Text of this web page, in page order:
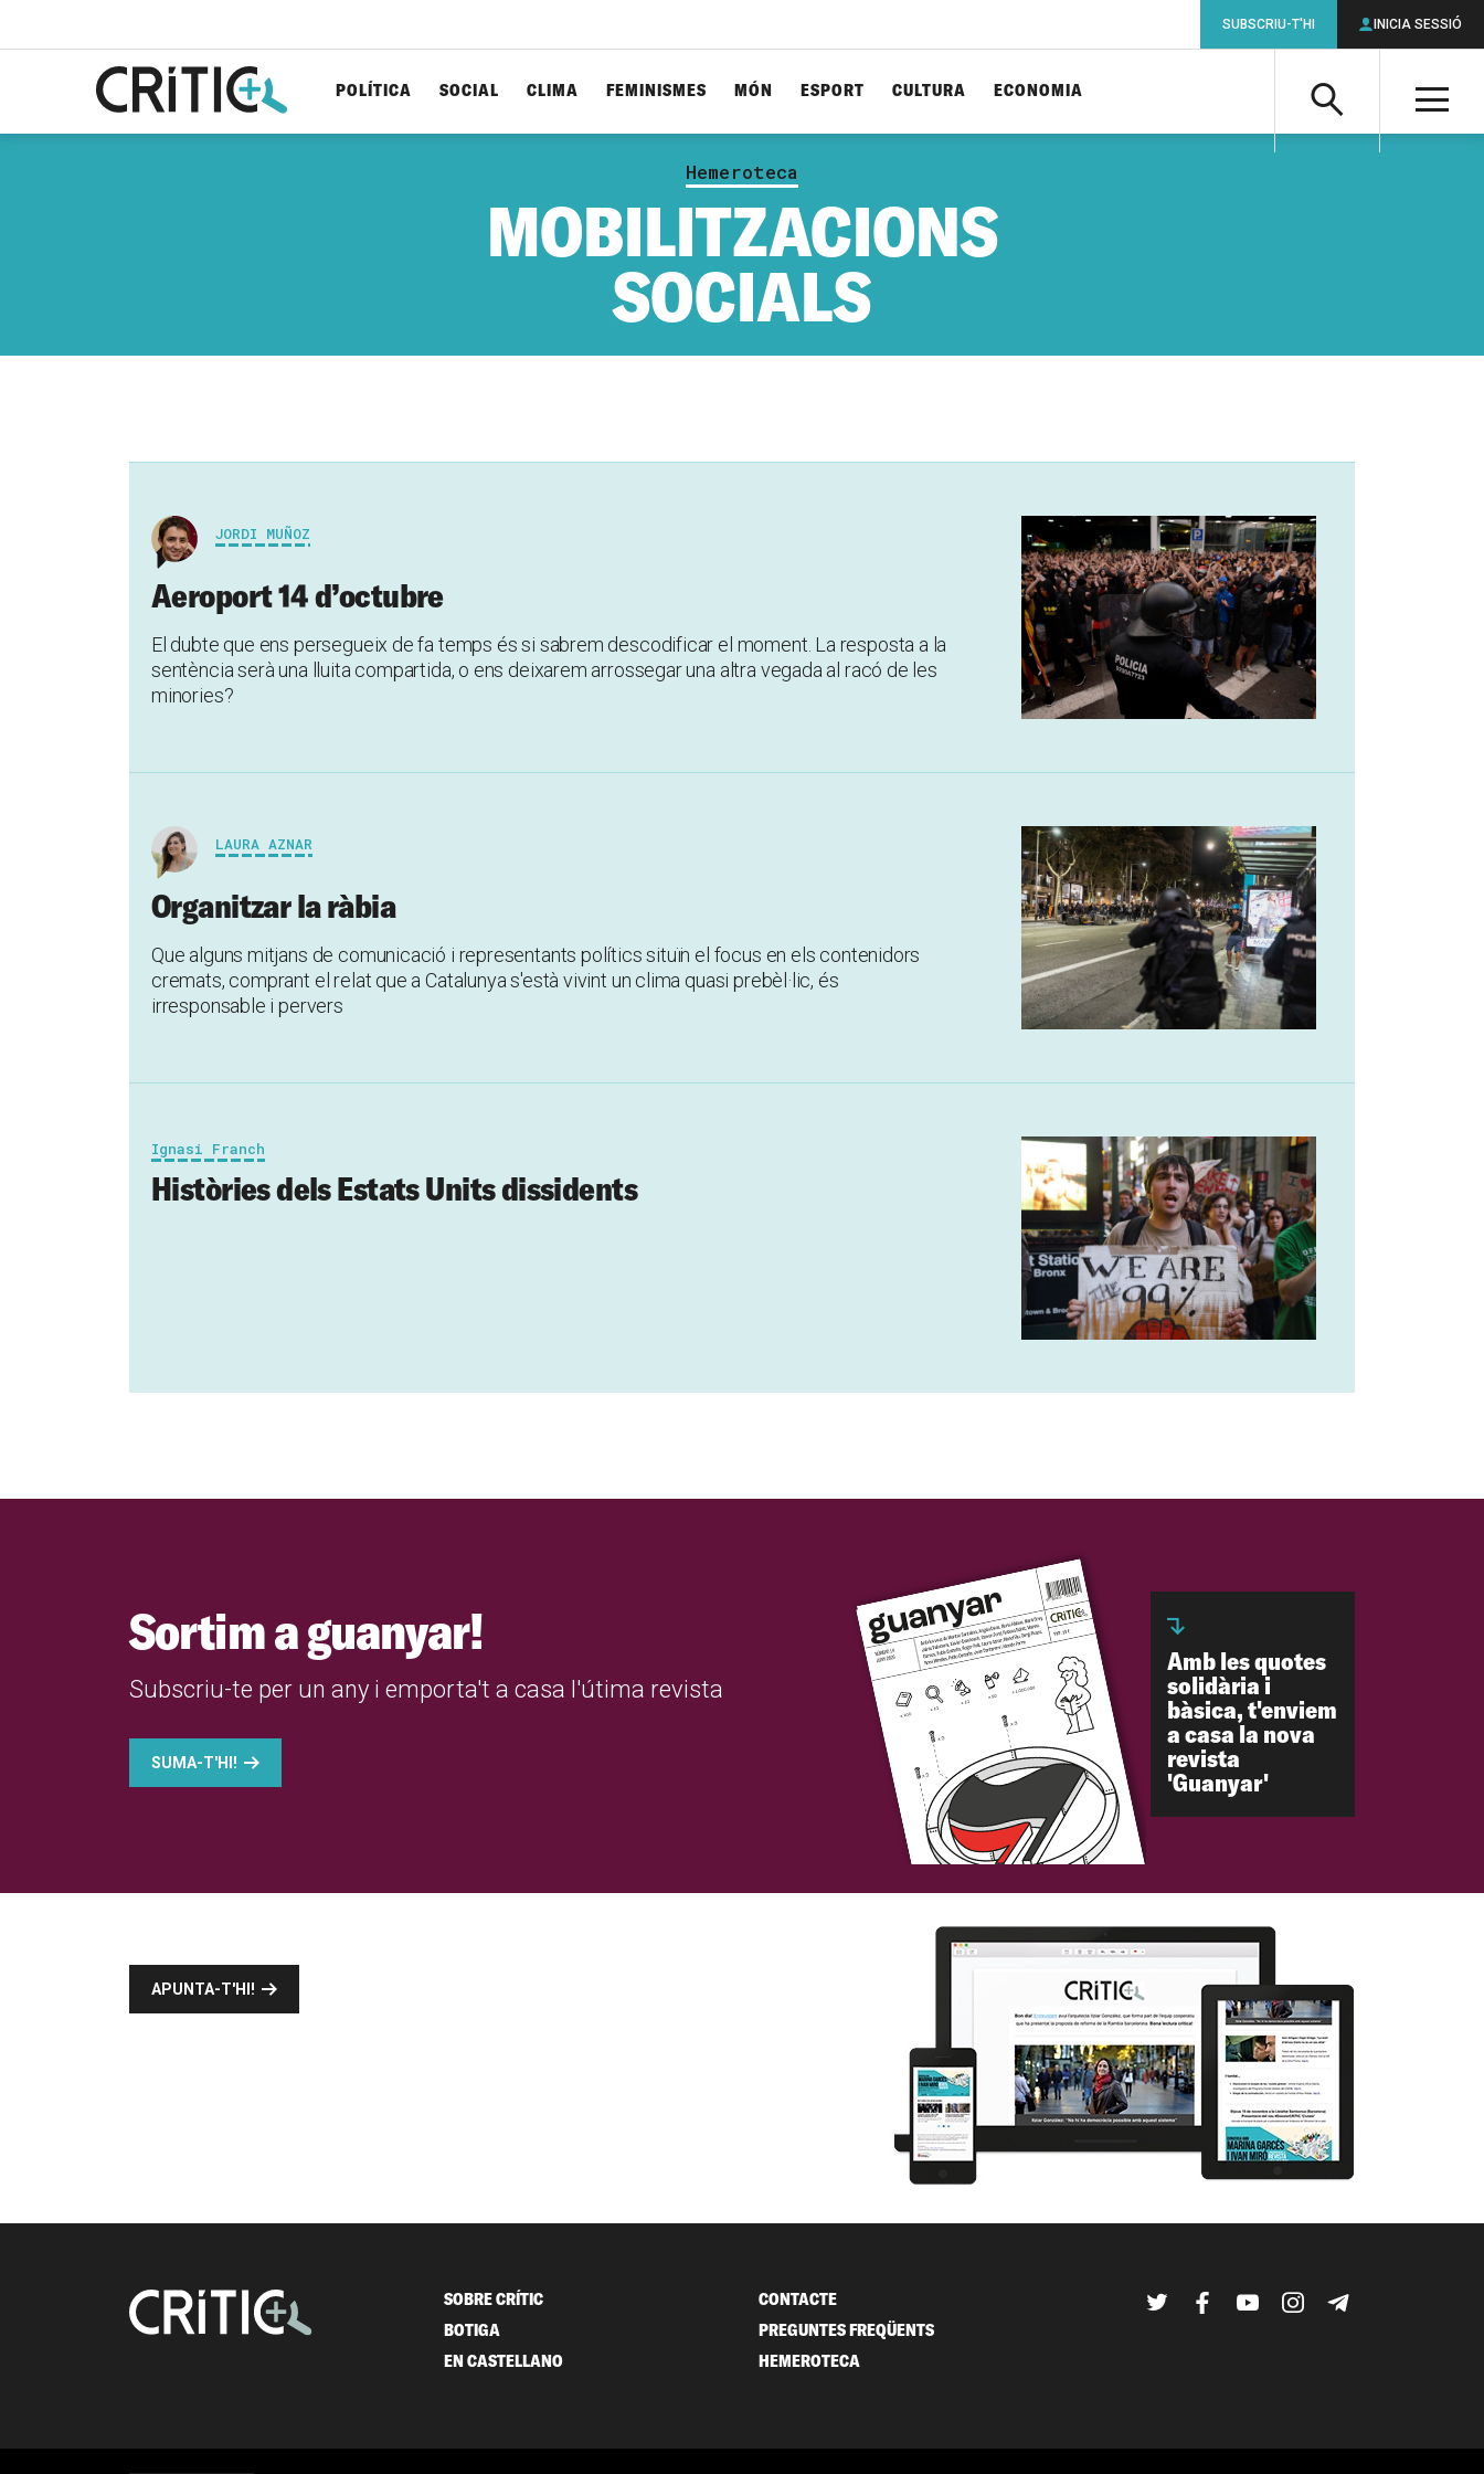
Cerca
POLÍTICA SOCIAL CLIMA FEMINISMES MÓN ESPORT CULTURA ECONOMIA
SUBSCRIU-T'HI INICIA SESSIÓ
Hemeroteca
MOBILITZACIONS
SOCIALS
JORDI MUÑOZ
Aeroport 14 d’octubre
El dubte que ens persegueix de fa temps és si sabrem descodificar el moment. La resposta a la
sentència serà una lluita compartida, o ens deixarem arrossegar una altra vegada al racó de les
minories?
LAURA AZNAR
Organitzar la ràbia
Que alguns mitjans de comunicació i representants polítics situïn el focus en els contenidors
cremats, comprant el relat que a Catalunya s'està vivint un clima quasi prebèl·lic, és
irresponsable i pervers
Ignasi Franch
Històries dels Estats Units dissidents
Sortim a guanyar!
Subscriu-te per un any i emporta't a casa l'útima revista
SUMA-T'HI!
Amb les quotes
solidària i
bàsica, t'enviem
a casa la nova
revista
'Guanyar'
APUNTA-T'HI!
SOBRE CRÍTIC
BOTIGA
EN CASTELLANO
CONTACTE
PREGUNTES FREQÜENTS
HEMEROTECA
TwitterFacebook
YouTubeInstagram